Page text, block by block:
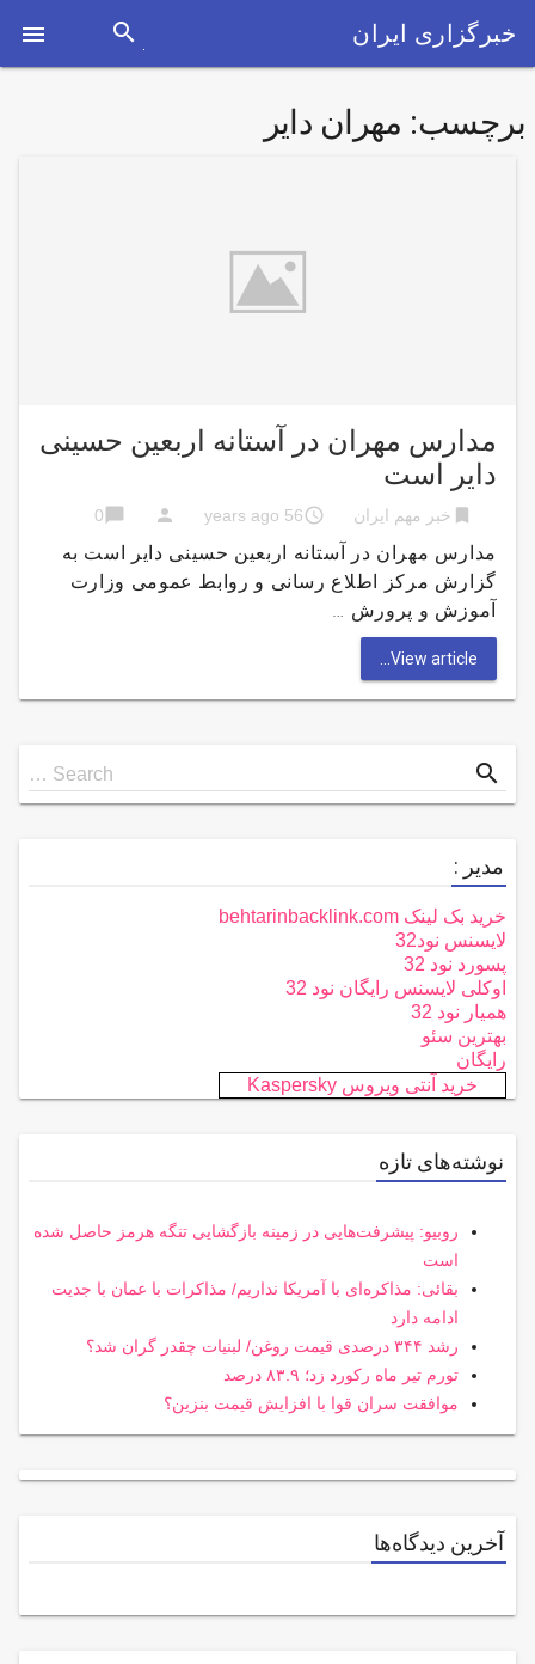
 خبرگزاری ایران search
برچسب: مهران دایر
مدارس مهران در آستانه اربعین حسینی
دایر است
bookmark خبر مهم ایران access_time
56 years ago
person
chat_bubble
0
مدارس مهران در آستانه اربعین حسینی دایر است به
گزارش مرکز اطلاع رسانی و روابط عمومی وزارت
آموزش و پرورش …
View article...
Search
for
Search … search
مدیر :
خرید بک لینک behtarinbacklink.com
لایسنس نود32
پسورد نود 32
اوکلی لایسنس رایگان نود 32
همیار نود 32
بهترین سئو
رایگان
خرید آنتی ویروس Kaspersky
نوشته‌های تازه
روبیو: پیشرفت‌هایی در زمینه بازگشایی تنگه هرمز حاصل شده
است
بقائی: مذاکره‌ای با آمریکا نداریم/ مذاکرات با عمان با جدیت
ادامه دارد
رشد ۳۴۴ درصدی قیمت روغن/ لبنیات چقدر گران شد؟
تورم تیر ماه رکورد زد؛ ۸۳.۹ درصد
موافقت سران قوا با افزایش قیمت بنزین؟
آخرین دیدگاه‌ها